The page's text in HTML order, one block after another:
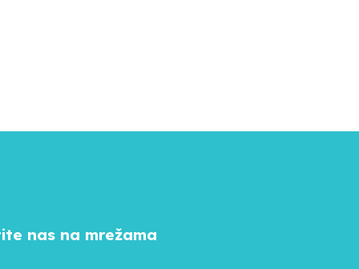
nas na mrežama